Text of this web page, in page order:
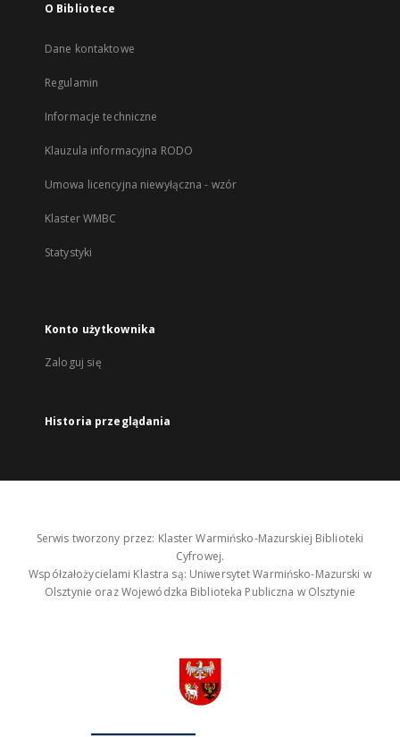
O Bibliotece
Dane kontaktowe
Regulamin
Informacje techniczne
Klauzula informacyjna RODO
Umowa licencyjna niewyłączna - wzór
Klaster WMBC
Statystyki
Konto użytkownika
Zaloguj się
Historia przeglądania
Serwis tworzony przez: Klaster Warmińsko-Mazurskiej Biblioteki
Cyfrowej.
Współzałożycielami Klastra są: Uniwersytet Warmińsko-Mazurski w
Olsztynie oraz Wojewódzka Biblioteka Publiczna w Olsztynie